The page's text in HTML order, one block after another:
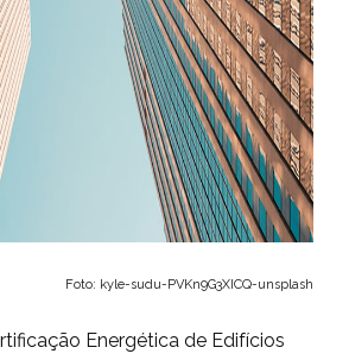
Foto: kyle-sudu-PVKn9G3XICQ-unsplash
Energética de Edifícios